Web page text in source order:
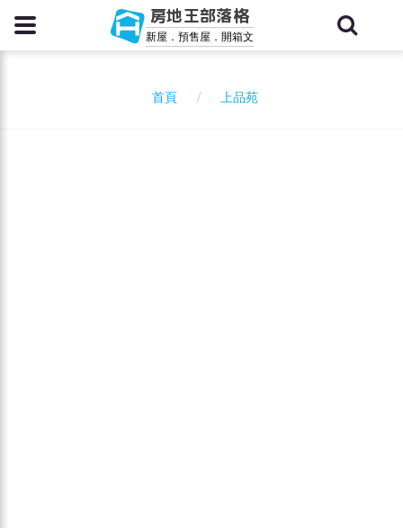
房地王部落格
新屋．預售屋．開箱文
首頁 上品苑